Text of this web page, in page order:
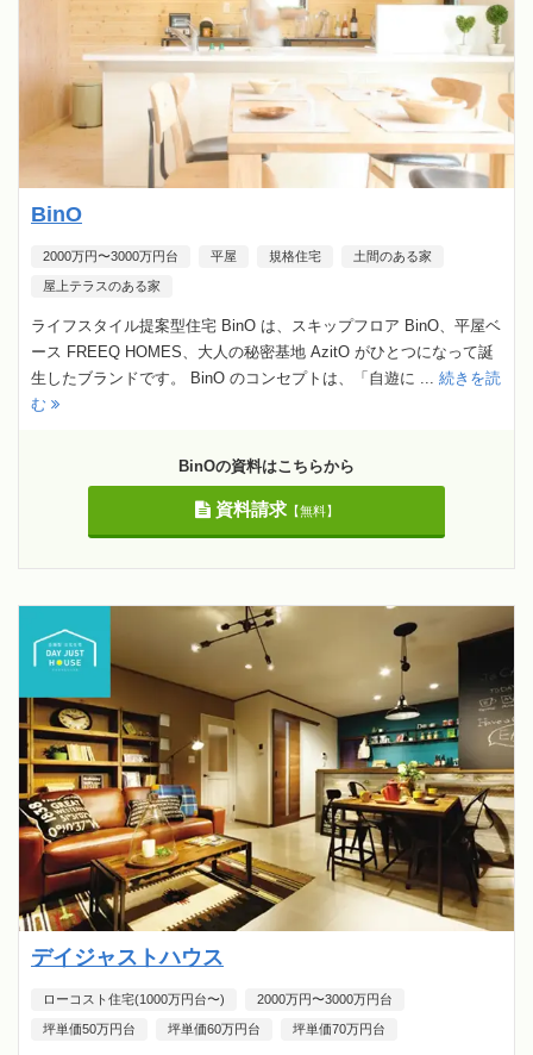
BinO
2000万円〜3000万円台 平屋 規格住宅 土間のある家
屋上テラスのある家
ライフスタイル提案型住宅 BinO は、スキップフロア BinO、平屋ベ
ース FREEQ HOMES、大人の秘密基地 AzitO がひとつになって誕
生したブランドです。 BinO のコンセプトは、「自遊に ... 続きを読
む
BinOの資料はこちらから
資料請求【無料】
デイジャストハウス
ローコスト住宅(1000万円台〜) 2000万円〜3000万円台
坪単価50万円台 坪単価60万円台 坪単価70万円台